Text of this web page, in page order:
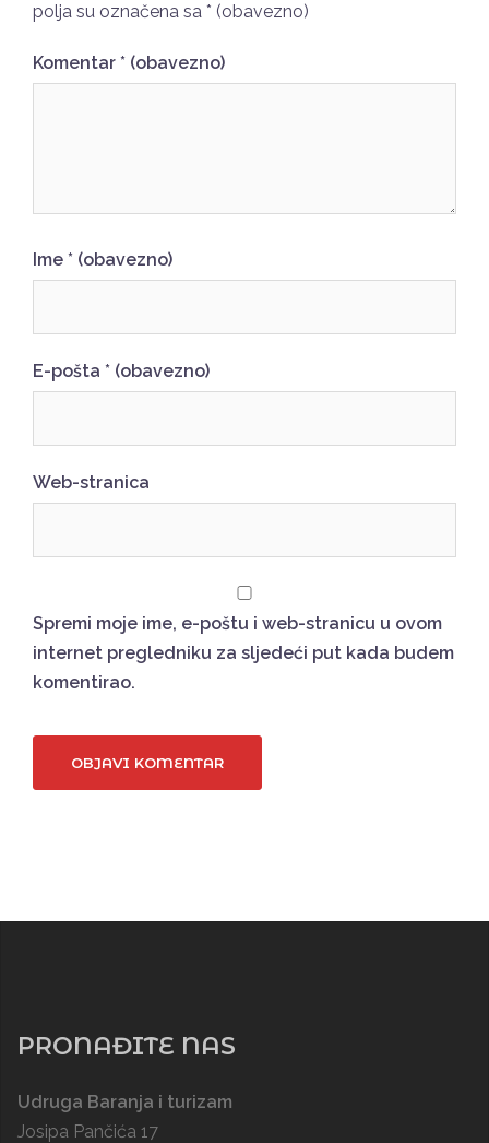
polja su označena sa * (obavezno)
Komentar * (obavezno)
Ime * (obavezno)
E-pošta * (obavezno)
Web-stranica
Spremi moje ime, e-poštu i web-stranicu u ovom
internet pregledniku za sljedeći put kada budem
komentirao.
PRONAĐITE NAS
Udruga Baranja i turizam
Josipa Pančića 17